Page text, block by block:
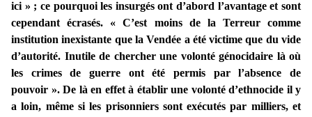
ici » ; ce pourquoi les insurgés ont d’abord l’avantage et sont
cependant écrasés. « C’est moins de la Terreur comme
institution inexistante que la Vendée a été victime que du vide
d’autorité. Inutile de chercher une volonté génocidaire là où
les crimes de guerre ont été permis par l’absence de
pouvoir ». De là en effet à établir une volonté d’ethnocide il y
a loin, même si les prisonniers sont exécutés par milliers, et